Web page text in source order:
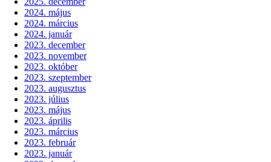
2024. május
2024. március
2024. január
2023. december
2023. november
2023. október
2023. szeptember
2023. augusztus
2023. július
2023. május
2023. április
2023. március
2023. február
2023. január